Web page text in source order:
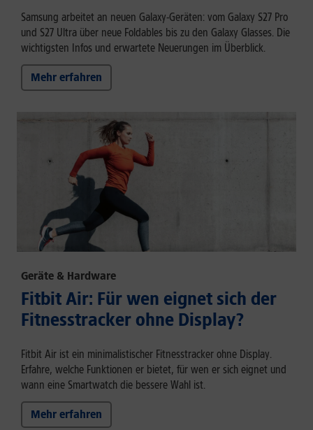
Samsung arbeitet an neuen Galaxy-Geräten: vom Galaxy S27 Pro
und S27 Ultra über neue Foldables bis zu den Galaxy Glasses. Die
wichtigsten Infos und erwartete Neuerungen im Überblick.
Mehr erfahren
Geräte & Hardware
Fitbit Air: Für wen eignet sich der
Fitnesstracker ohne Display?
Fitbit Air ist ein minimalistischer Fitnesstracker ohne Display.
Erfahre, welche Funktionen er bietet, für wen er sich eignet und
wann eine Smartwatch die bessere Wahl ist.
Mehr erfahren